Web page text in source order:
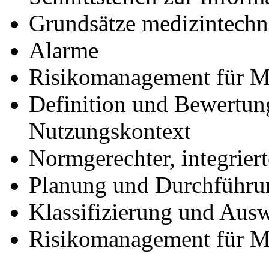
Grundsätze
Alarme
Risikomanagement für
Definition und
Nutzungskontext
Normgerechter,
Planung und
Klassifizierung und
Risikomanagement für